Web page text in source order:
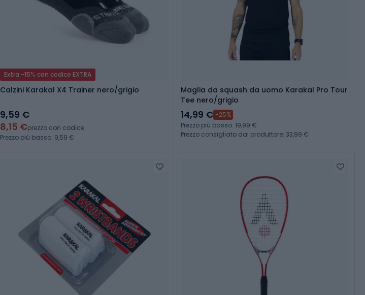
Extra -15% con codice EXTRA
Calzini Karakal X4 Trainer nero/grigio
9,59 €
8,15 €prezzo con codice
Prezzo più basso: 9,59 €
Maglia da squash da uomo Karakal Pro Tour
Tee nero/grigio
14,99 € -25%
Prezzo più basso: 19,99 €
Prezzo consigliato dal produttore: 33,99 €